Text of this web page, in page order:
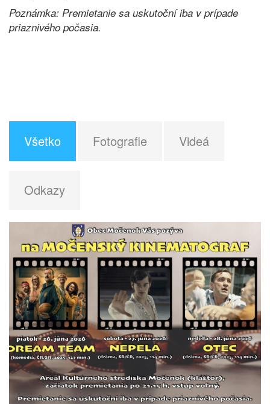
Poznámka: Premietanie sa uskutoční iba v prípade
priaznivého počasia.
Všetko Fotografie Videá
Odkazy